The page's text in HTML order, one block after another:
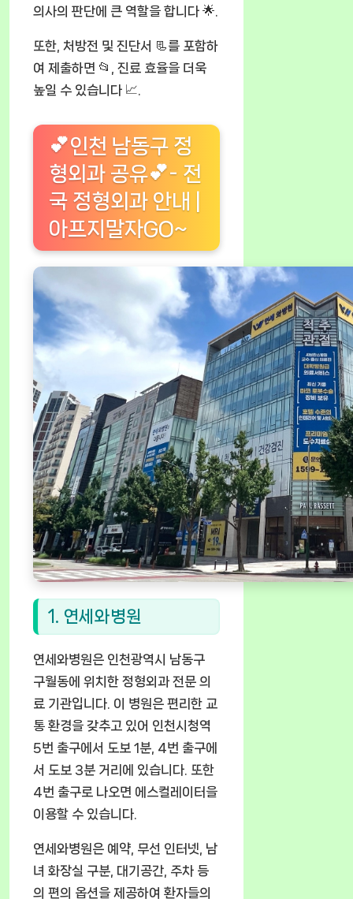
의사의 판단에 큰 역할을 합니다 🌟.
또한, 처방전 및 진단서 📃를 포함하
여 제출하면 📂, 진료 효율을 더욱
높일 수 있습니다 📈.
💕인천 남동구 정
형외과 공유💕- 전
국 정형외과 안내 |
아프지말자GO~
1. 연세와병원
연세와병원은 인천광역시 남동구
구월동에 위치한 정형외과 전문 의
료 기관입니다. 이 병원은 편리한 교
통 환경을 갖추고 있어 인천시청역
5번 출구에서 도보 1분, 4번 출구에
서 도보 3분 거리에 있습니다. 또한
4번 출구로 나오면 에스컬레이터을
이용할 수 있습니다.
연세와병원은 예약, 무선 인터넷, 남
녀 화장실 구분, 대기공간, 주차 등
의 편의 옵션을 제공하여 환자들의